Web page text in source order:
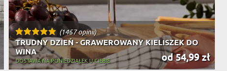
(1457 opinii)
TRUDNY DZIEŃ - GRAWEROWANY KIELISZEK DO
WINA
od 54,99 zł
DOSTAWA NA PONIEDZIAŁEK U CIEBIE